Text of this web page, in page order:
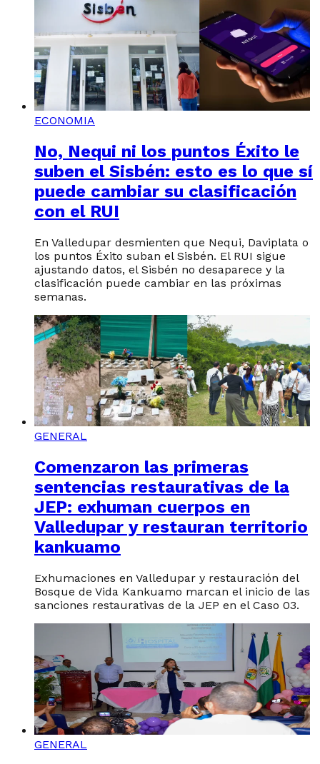
ECONOMIA
No, Nequi ni los puntos Éxito le
suben el Sisbén: esto es lo que sí
puede cambiar su clasificación
con el RUI
En Valledupar desmienten que Nequi, Daviplata o
los puntos Éxito suban el Sisbén. El RUI sigue
ajustando datos, el Sisbén no desaparece y la
clasificación puede cambiar en las próximas
semanas.
GENERAL
Comenzaron las primeras
sentencias restaurativas de la
JEP: exhuman cuerpos en
Valledupar y restauran territorio
kankuamo
Exhumaciones en Valledupar y restauración del
Bosque de Vida Kankuamo marcan el inicio de las
sanciones restaurativas de la JEP en el Caso 03.
GENERAL